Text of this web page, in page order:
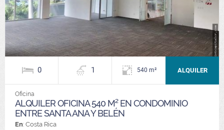
0 1 540 m² ALQUILER
Oficina
ALQUILER OFICINA 540 M² EN CONDOMINIO
ENTRE SANTA ANA Y BELÉN
En: Costa Rica